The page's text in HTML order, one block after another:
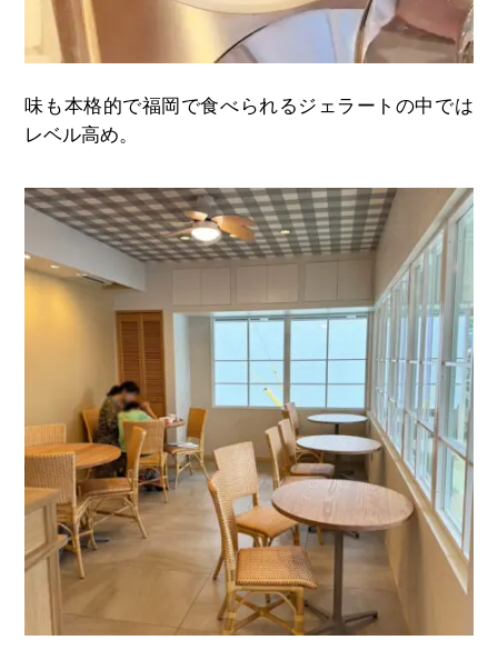
味も本格的で福岡で食べられるジェラートの中では
レベル高め。